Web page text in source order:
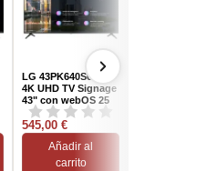
LG 43PK640S0LB
4K UHD TV Signage
43" con webOS 25
545,00 €
Añadir al
carrito